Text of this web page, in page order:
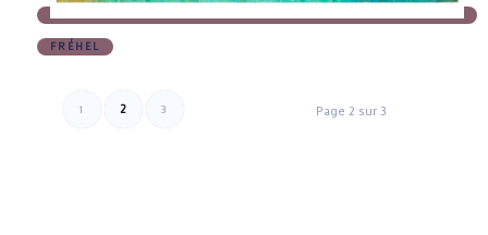
FRÉHEL
Page 2 sur 3
1 2 3